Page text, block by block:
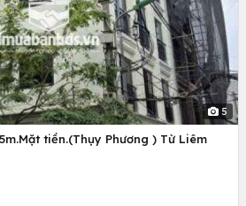
5
tiền.(Thụy Phương ) Từ Liêm